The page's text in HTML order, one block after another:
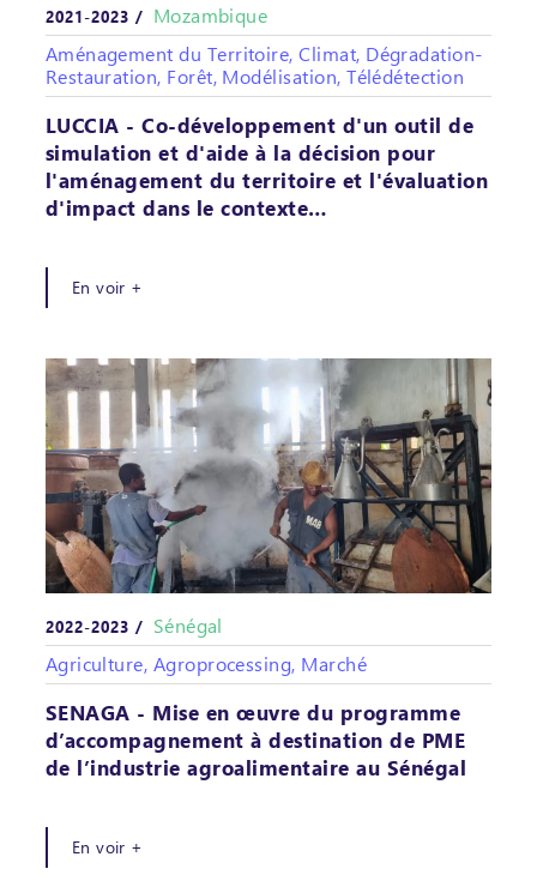
2021-2023 / Mozambique
Aménagement du Territoire, Climat, Dégradation-
Restauration, Forêt, Modélisation, Télédétection
LUCCIA - Co-développement d'un outil de
simulation et d'aide à la décision pour
l'aménagement du territoire et l'évaluation
d'impact dans le contexte…
En voir +
2022-2023 / Sénégal
Agriculture, Agroprocessing, Marché
SENAGA - Mise en œuvre du programme
d’accompagnement à destination de PME
de l’industrie agroalimentaire au Sénégal
En voir +